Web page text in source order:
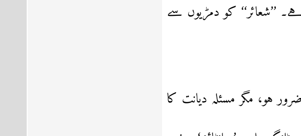
’’شعائر‘‘ کو دمڑیوں سے
ہو، مگر مسئلہ دیانت کا